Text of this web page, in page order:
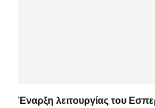
Έναρξη λειτουργίας του